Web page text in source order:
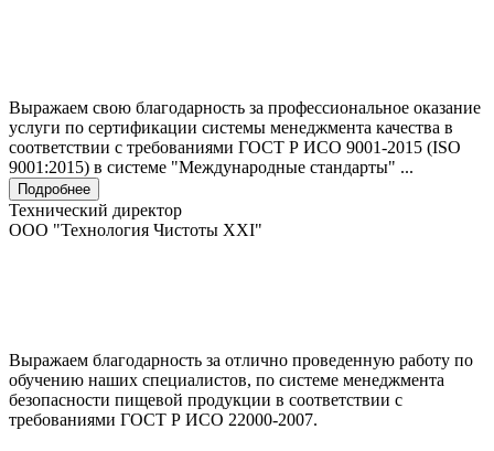
Выражаем свою благодарность за профессиональное оказание
услуги по сертификации системы менеджмента качества в
соответствии с требованиями ГОСТ Р ИСО 9001-2015 (ISO
9001:2015) в системе "Международные стандарты" ...
Подробнее
Технический директор
ООО "Технология Чистоты XXI"
Выражаем благодарность за отлично проведенную работу по
обучению наших специалистов, по системе менеджмента
безопасности пищевой продукции в соответствии с
требованиями ГОСТ Р ИСО 22000-2007.